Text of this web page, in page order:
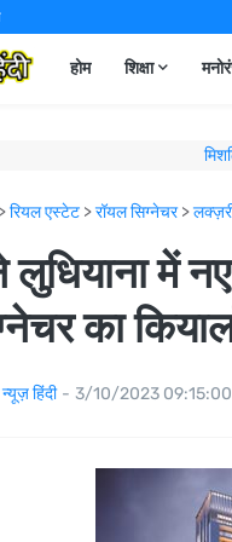
होम शिक्षा
ज़्यादा स्टाइल, ज़्यादा विशिष्टता:
कैम्ब्रिज से जुड़ा पंजाब
न्युवोको विस्टास ने लुधियाना नॉर्थ में
ऑल अकोर और इंडिगो
पुणे में जन्मी। प्राग में जश्न मनाया
मिशलिन इंडिया का नए
>रियल एस्टेट >रॉयल सिग्नेचर>
में
का
हिंदी - 3/10/2023